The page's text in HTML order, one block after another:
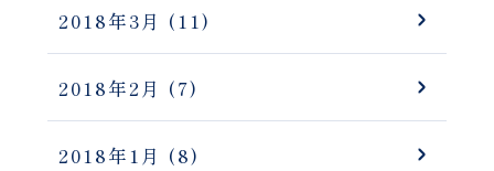
2018年3月 (11)
2018年2月 (7)
2018年1月 (8)